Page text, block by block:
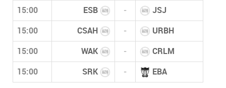
15:00 ESB - JSJ
15:00 CSAH - URBH
15:00 WAK - CRLM
15:00 SRK - EBA